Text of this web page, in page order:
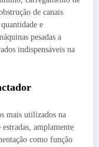
de canais
e
pesadas a
indispensáveis na
mais utilizados na
amplamente
como função